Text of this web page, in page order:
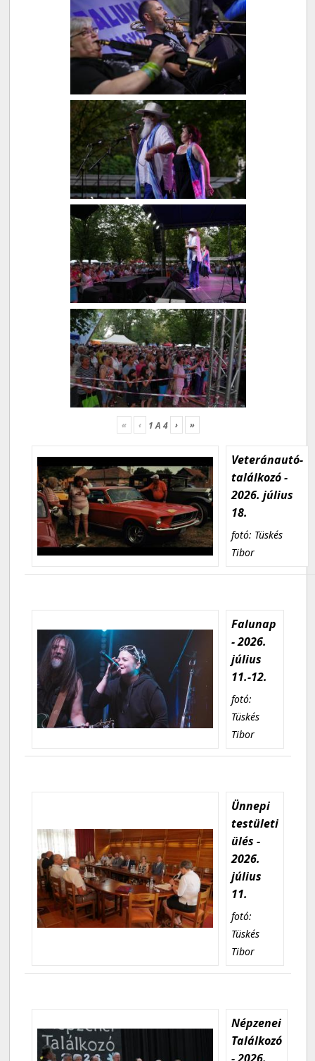
« ‹ 1A 4 › »
Veteránautó-
találkozó -
2026. július
18.
fotó: Tüskés
Tibor
Falunap
- 2026.
július
11.-12.
fotó:
Tüskés
Tibor
Ünnepi
testületi
ülés -
2026.
július
11.
fotó:
Tüskés
Tibor
Népzenei
Találkozó